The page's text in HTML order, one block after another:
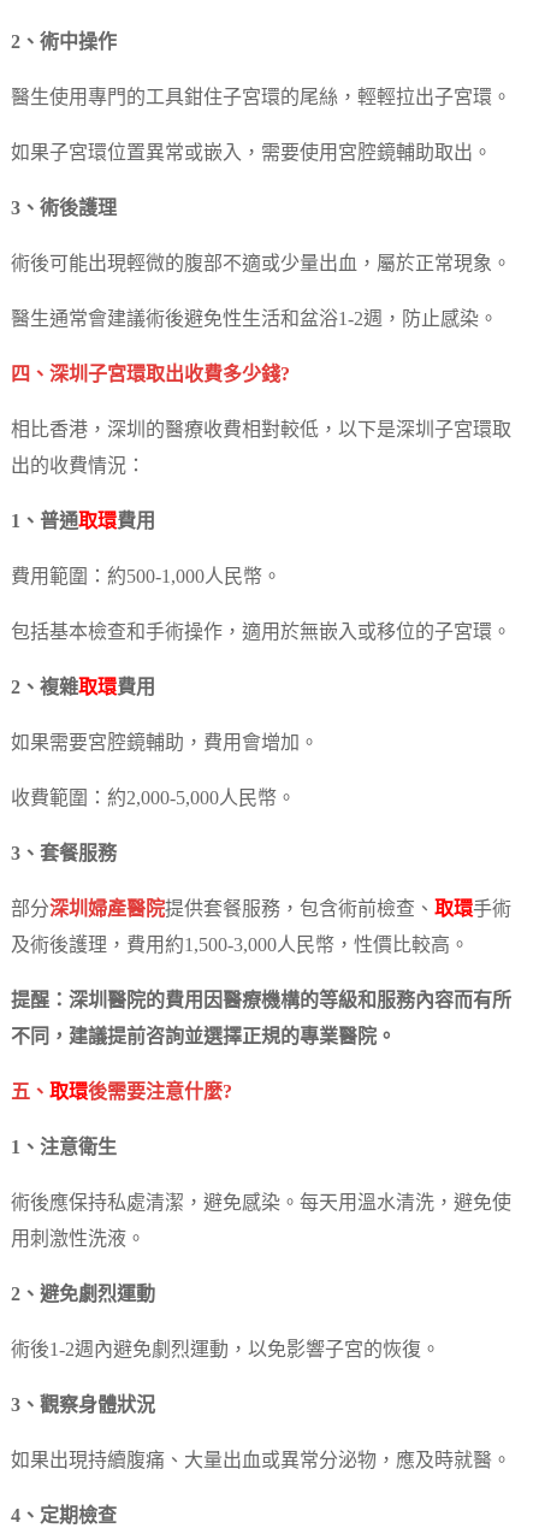
2、術中操作
醫生使用專門的工具鉗住子宮環的尾絲，輕輕拉出子宮環。
如果子宮環位置異常或嵌入，需要使用宮腔鏡輔助取出。
3、術後護理
術後可能出現輕微的腹部不適或少量出血，屬於正常現象。
醫生通常會建議術後避免性生活和盆浴1-2週，防止感染。
四、深圳子宮環取出收費多少錢?
相比香港，深圳的醫療收費相對較低，以下是深圳子宮環取
出的收費情況：
1、普通取環費用
費用範圍：約500-1,000人民幣。
包括基本檢查和手術操作，適用於無嵌入或移位的子宮環。
2、複雜取環費用
如果需要宮腔鏡輔助，費用會增加。
收費範圍：約2,000-5,000人民幣。
3、套餐服務
部分深圳婦產醫院提供套餐服務，包含術前檢查、 取環手術
及術後護理，費用約1,500-3,000人民幣，性價比較高。
提醒：深圳醫院的費用因醫療機構的等級和服務內容而有所
不同，建議提前咨詢並選擇正規的專業醫院。
五、 取環後需要注意什麼?
1、注意衛生
術後應保持私處清潔，避免感染。每天用溫水清洗，避免使
用刺激性洗液。
2、避免劇烈運動
術後1-2週內避免劇烈運動，以免影響子宮的恢復。
3、觀察身體狀況
如果出現持續腹痛、大量出血或異常分泌物，應及時就醫。
4、定期檢查